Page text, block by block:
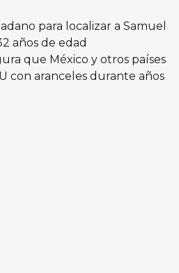
para localizar a Samuel
años de edad
que México y otros países
con aranceles durante años